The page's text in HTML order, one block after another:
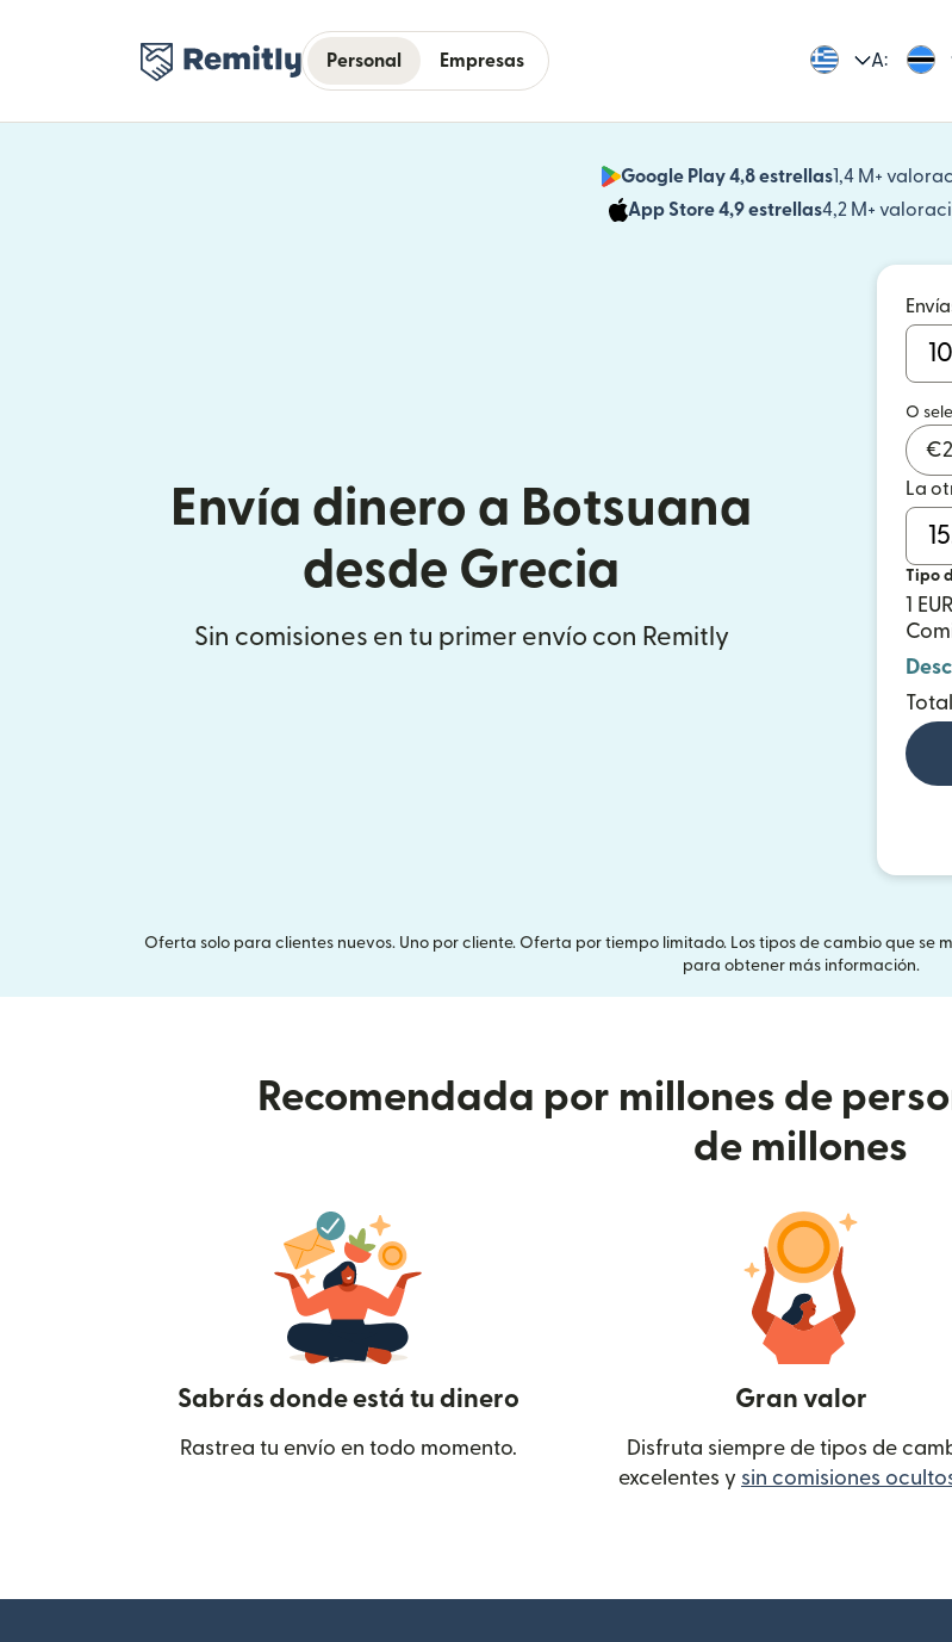
Personal Empresas A:
Google Play 4,8 estrellas1,4 M+
App Store 4,9 estrellas4,2 M+
Envía dinero a Botsuana
desde Grecia
Sin comisiones en tu primer envío con Remitly
O
€
La
Tipo
1
Total
Oferta solo para clientes nuevos. Uno por cliente. Oferta por tiempo limitado. Los tipos de cambio que se
para obtener más información.
Recomendada por millones de
de millones
Sabrás donde está tu dinero
Rastrea tu envío en todo momento.
Gran valor
Disfruta siempre de tipos de
excelentes y sin comisiones